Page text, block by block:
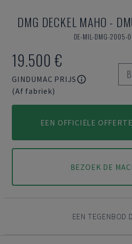
DMG DECKEL MAHO -
DE-MIL-DMG-2005-
19.500 €
GINDUMAC PRIJS
(Af fabriek)
EEN OFFICIËLE
BEZOEK DE
EEN TEGENBOD